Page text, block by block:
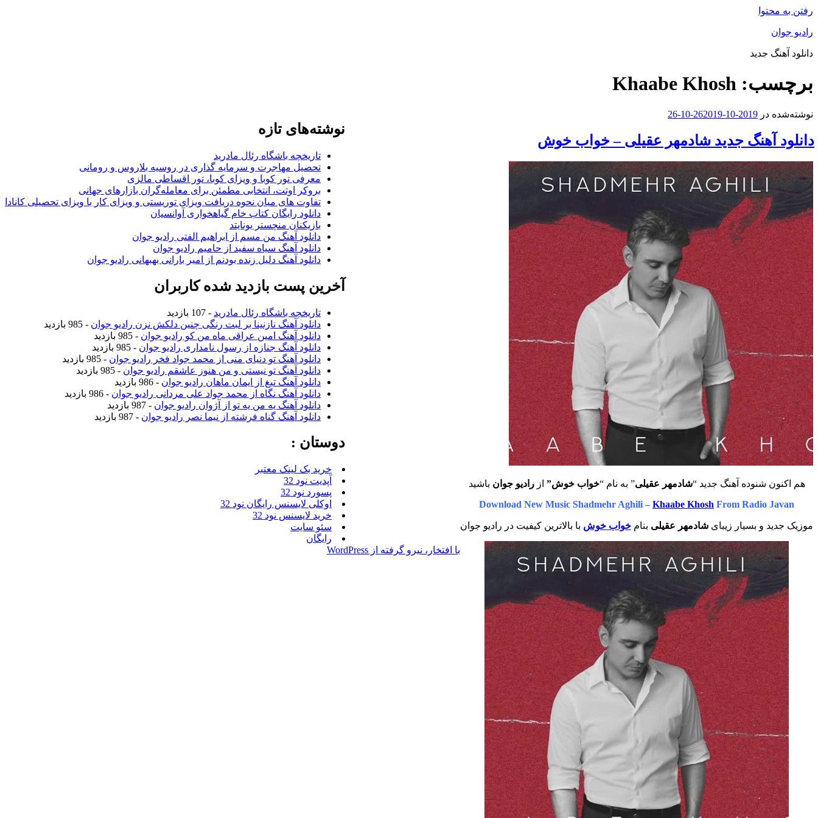
رفتن به محتوا
رادیو جوان
دانلود آهنگ جدید
برچسب: Khaabe Khosh
نوشته‌شده در 2019-10-26
2019-10-26
دانلود آهنگ جدید شادمهر عقیلی – خواب خوش
هم اکنون شنوده آهنگ جدید “شادمهر عقیلی” به نام “خواب خوش” ازرادیو جوان باشید
Download New Music Shadmehr Aghili – Khaabe Khosh From Radio Javan
موزیک جدید و بسیار زیبای شادمهر عقیلی بنام خواب خوش با بالاترین کیفیت در رادیو جوان
نوشته‌های تازه
تاریخچه باشگاه رئال مادرید
تحصیل مهاجرت و سرمایه گذاری در روسیه بلاروس و رومانی
معرفی تور کوبا و ویزای کوبا، تور اقساطی مالزی
بروکر اوتت، انتخابی مطمئن برای معامله‌گران بازارهای جهانی
تفاوت های میان نحوه دریافت ویزای توریستی و ویزای کار با ویزای تحصیلی کانادا
دانلود رایگان کتاب خام گیاهخواری آوانسیان
بازیکنان منچستر یونایتد
دانلود آهنگ من مسم از ابراهیم الفتی رادیو جوان
دانلود آهنگ سیاه سفید از حامیم رادیو جوان
دانلود آهنگ دلیل زنده بودنم از امیر بارانی بهبهانی رادیو جوان
آخرین پست بازدید شده کاربران
تاریخچه باشگاه رئال مادرید - 107 بازدید
دانلود آهنگ نازنینا بر لبت رنگی چنین دلکش نزن رادیو جوان - 985 بازدید
دانلود آهنگ امین عراقی ماه من کو رادیو جوان - 985 بازدید
دانلود آهنگ جنازه از رسول نامداری رادیو جوان - 985 بازدید
دانلود آهنگ تو دنیای منی از محمد جواد فخر رادیو جوان - 985 بازدید
دانلود آهنگ تو نیستی و من هنوز عاشقم رادیو جوان - 985 بازدید
دانلود آهنگ تیغ از ایمان ماهان رادیو جوان - 986 بازدید
دانلود آهنگ نگاه از محمد جواد علی مردانی رادیو جوان - 986 بازدید
دانلود آهنگ یه من یه تو از آژوان رادیو جوان - 987 بازدید
دانلود آهنگ گناه فرشته از نیما نصر رادیو جوان - 987 بازدید
دوستان :
خرید بک لینک معتبر
آپدیت نود 32
پسورد نود 32
اوکلی لایسنس رایگان نود 32
خرید لایسنس نود 32
سئو سایت
رایگان
با افتخار، نیرو گرفته از WordPress